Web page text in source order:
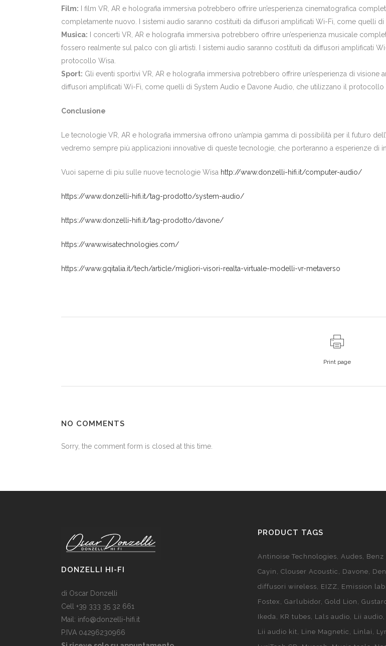
Film: I film VR, AR e holografia immersiva potrebbero offrire un’esperienza cinematografica
completamente nuovo. I sistemi audio saranno costituiti da diffusori amplificati Wi-Fi, come quelli
Musica: I concerti VR, AR e holografia immersiva potrebbero offrire un’esperienza musicale
fossero realmente sul palco con gli artisti. I sistemi audio saranno costituiti da diffusori amplificati
protocollo Wisa.
Sport: Gli eventi sportivi VR, AR e holografia immersiva potrebbero offrire un’esperienza di
diffusori amplificati Wi-Fi, come quelli di System Audio e Davone Audio, che utilizzano il protocollo
Conclusione
Le tecnologie VR, AR e holografia immersiva offrono un’ampia gamma di possibilità per il futuro
vedremo sempre più applicazioni innovative di queste tecnologie, che porteranno a esperienze di
Vuoi saperne di piu sulle nuove tecnologie Wisa http://www.donzelli-hifi.it/computer-audio/
https://www.donzelli-hifi.it/tag-prodotto/system-audio/
https://www.donzelli-hifi.it/tag-prodotto/davone/
https://www.wisatechnologies.com/
https://www.gqitalia.it/tech/article/migliori-visori-realta-virtuale-modelli-vr-metaverso
Print page
NO COMMENTS
Sorry, the comment form is closed at this time.
DONZELLI HI-FI
di Oscar Donzelli
Cell +39 333 35 32 661
Mail: info@donzelli-hifi.it
P.IVA 04296230966
PRODUCT TAGS
Antinoise Technologies Audes
Benz
Cayin
Clouser Acoustic Davone
diffusori wireless
EIZZ Emission lab
Fostex
Garlubidor Gold Lion
Ikeda
KR tubes Lals audio
Lii audio
Lii audio kit
Line Magnetic Linlai